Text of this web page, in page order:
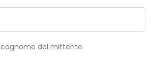
Inserisci nome e cognome del mittente